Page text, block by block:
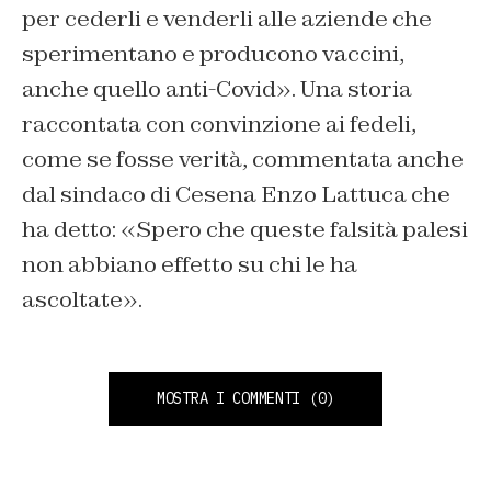
per cederli e venderli alle aziende che
sperimentano e producono vaccini,
anche quello anti-Covid». Una storia
raccontata con convinzione ai fedeli,
come se fosse verità, commentata anche
dal sindaco di Cesena Enzo Lattuca che
ha detto: «Spero che queste falsità palesi
non abbiano effetto su chi le ha
ascoltate».
MOSTRA I COMMENTI (0)